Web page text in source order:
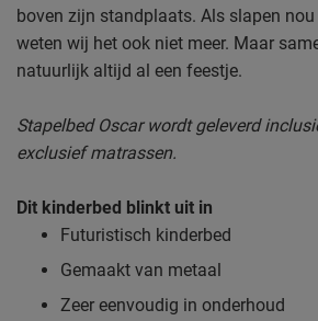
boven zijn standplaats. Als slapen
weten wij het ook niet meer. Maar
natuurlijk altijd al een feestje.
Stapelbed Oscar wordt geleverd
exclusief matrassen.
Dit kinderbed blinkt uit in
Futuristisch kinderbed
Gemaakt van metaal
Zeer eenvoudig in onderhoud